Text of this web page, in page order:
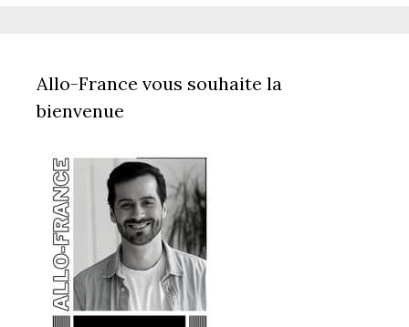
Allo-France vous souhaite la
bienvenue